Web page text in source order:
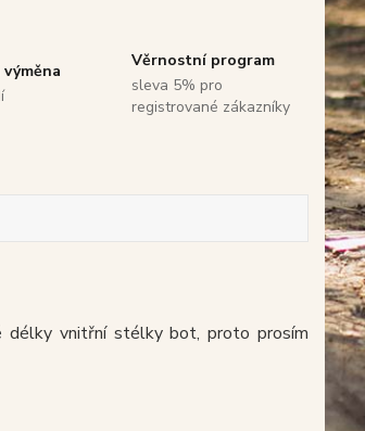
Věrnostní program
sleva 5% pro
registrované zákazníky
délky vnitřní stélky bot, proto prosím